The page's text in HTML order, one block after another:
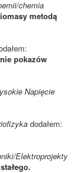
chemia
metodą
pokazów
Napięcie
dodałem:
Elektroprojekty